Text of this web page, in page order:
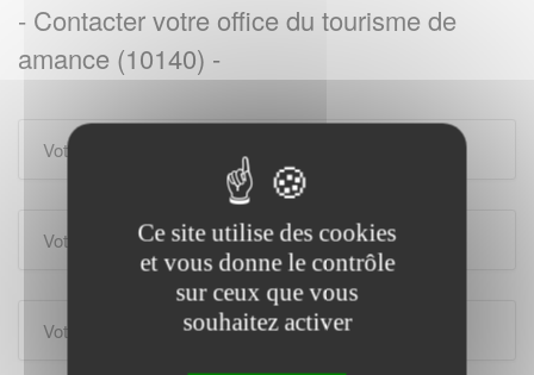
- Contacter votre office du tourisme de
amance (10140) -
Ce site utilise des cookies
et vous donne le contrôle
sur ceux que vous
souhaitez activer